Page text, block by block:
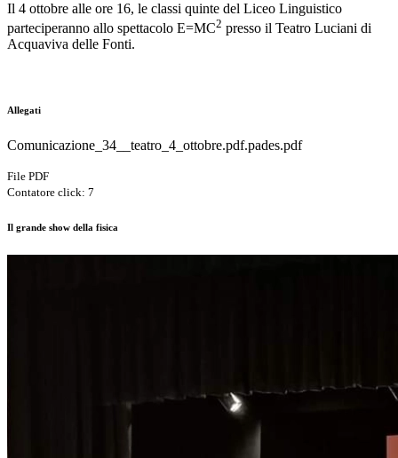
Il 4 ottobre alle ore 16, le classi quinte del Liceo Linguistico
parteciperanno allo spettacolo E=MC2 presso il Teatro Luciani di
Acquaviva delle Fonti.
Allegati
Comunicazione_34__teatro_4_ottobre.pdf.pades.pdf
File PDF
Contatore click: 7
Il grande show della fisica